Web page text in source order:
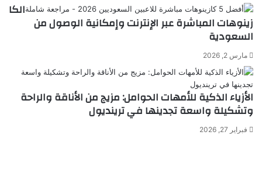
الكا
زينوهات المباشرة عبر الإنترنت وإمكانية الوصول من
السعودية
مارس 2, 2026
الأزياء الذكية للأمهات الحوامل: مزيج من الأناقة والراحة
وتشكيلة واسعة تجدينها في ترينديول
فبراير 27, 2026